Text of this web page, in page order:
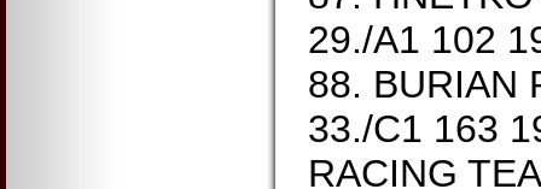
29./A1 102
88. BURIAN
33./C1 163
RACING